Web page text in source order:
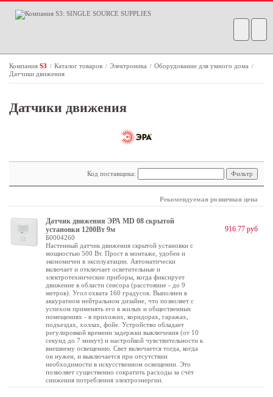
Компания S3 / Каталог товаров / Электроника / Оборудование для умного дома /
Датчики движения
Датчики движения
Код поставщика:
Рекомендуемая розничная цена
Датчик движения ЭРА MD 08 скрытой
установки 1200Вт 9м
Б0004260
Настенный датчик движения скрытой установки с
мощностью 500 Вт. Прост в монтаже, удобен и
экономичен в эксплуатации. Автоматически
включает и отключает осветительные и
электротехнические приборы, когда фиксирует
движение в области сенсора (расстояние - до 9
метров). Угол охвата 160 градусов. Выполнен в
аккуратном нейтральном дизайне, что позволяет с
успехом применять его в жилых и общественных
помещениях - в прихожих, коридорах, гаражах,
подъездах, холлах, фойе. Устройство обладает
регулировкой времени задержки выключения (от 10
секунд до 7 минут) и настройкой чувствительности к
внешнему освещению. Свет включается тогда, когда
он нужен, и выключается при отсутствии
необходимости в искусственном освещении. Это
позволяет существенно сократить расходы за счёт
снижения потребления электроэнергии.
916.77 руб